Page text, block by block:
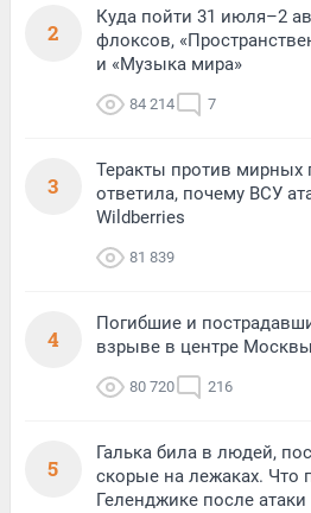
2
Куда пойти 31 июля–2
флоксов,
и «Музыка мира»
84 214 7
3
Теракты против мирных
ответила, почему ВСУ
Wildberries
81 839
4
Погибшие и
взрыве в центре Москвы
80 720 216
5
Галька била в людей,
скорые на лежаках. Что
Геленджике после